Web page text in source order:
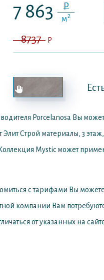
7 863 P
м2
8737 P
Porcelanosa Вы
Строй материалы, 3
Mystic может
с тарифами Вы можете
компании Вам
от указанных на